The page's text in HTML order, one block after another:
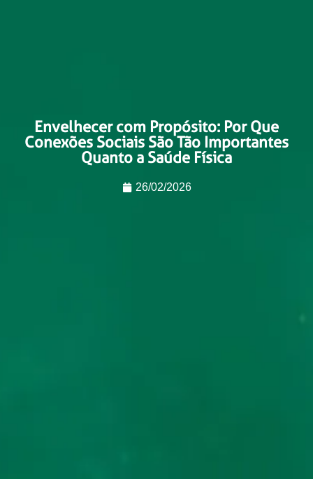
Envelhecer com Propósito: Por Que
Conexões Sociais São Tão Importantes
Quanto a Saúde Física
26/02/2026